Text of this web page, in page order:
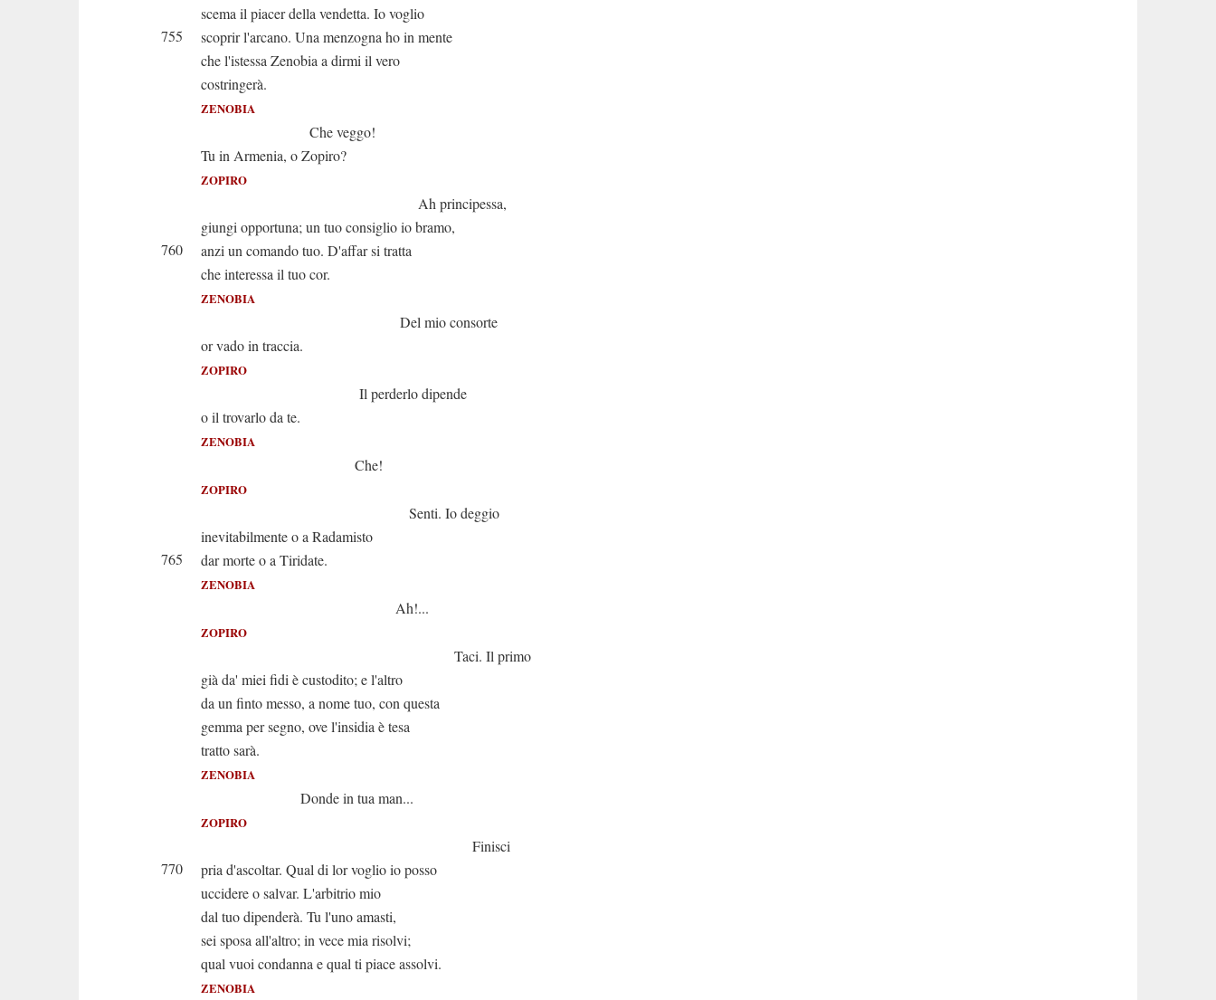
scema il piacer della vendetta. Io voglio
755
scoprir l'arcano. Una menzogna ho in mente
che l'istessa Zenobia a dirmi il vero
costringerà.
ZENOBIA
Che veggo!
Tu in Armenia, o Zopiro?
ZOPIRO
Ah principessa,
giungi opportuna; un tuo consiglio io bramo,
760
anzi un comando tuo. D'affar si tratta
che interessa il tuo cor.
ZENOBIA
Del mio consorte
or vado in traccia.
ZOPIRO
Il perderlo dipende
o il trovarlo da te.
ZENOBIA
Che!
ZOPIRO
Senti. Io deggio
inevitabilmente o a Radamisto
765
dar morte o a Tiridate.
ZENOBIA
Ah!...
ZOPIRO
Taci. Il primo
già da' miei fidi è custodito; e l'altro
da un finto messo, a nome tuo, con questa
gemma per segno, ove l'insidia è tesa
tratto sarà.
ZENOBIA
Donde in tua man...
ZOPIRO
Finisci
770
pria d'ascoltar. Qual di lor voglio io posso
uccidere o salvar. L'arbitrio mio
dal tuo dipenderà. Tu l'uno amasti,
sei sposa all'altro; in vece mia risolvi;
qual vuoi condanna e qual ti piace assolvi.
ZENOBIA